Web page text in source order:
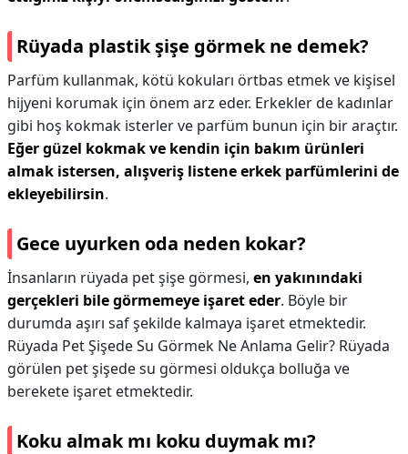
Rüyada plastik şişe görmek ne demek?
Parfüm kullanmak, kötü kokuları örtbas etmek ve kişisel
hijyeni korumak için önem arz eder. Erkekler de kadınlar
gibi hoş kokmak isterler ve parfüm bunun için bir araçtır.
Eğer güzel kokmak ve kendin için bakım ürünleri
almak istersen, alışveriş listene erkek parfümlerini de
ekleyebilirsin.
Gece uyurken oda neden kokar?
İnsanların rüyada pet şişe görmesi, en yakınındaki
gerçekleri bile görmemeye işaret eder. Böyle bir
durumda aşırı saf şekilde kalmaya işaret etmektedir.
Rüyada Pet Şişede Su Görmek Ne Anlama Gelir? Rüyada
görülen pet şişede su görmesi oldukça bolluğa ve
berekete işaret etmektedir.
Koku almak mı koku duymak mı?